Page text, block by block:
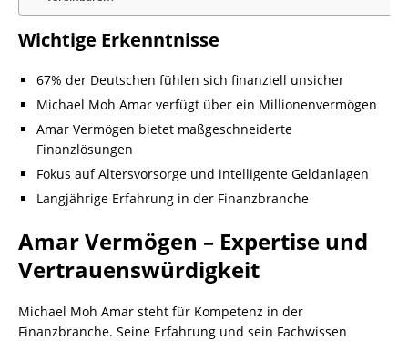
Wichtige Erkenntnisse
67% der Deutschen fühlen sich finanziell unsicher
Michael Moh Amar verfügt über ein Millionenvermögen
Amar Vermögen bietet maßgeschneiderte
Finanzlösungen
Fokus auf Altersvorsorge und intelligente Geldanlagen
Langjährige Erfahrung in der Finanzbranche
Amar Vermögen – Expertise und
Vertrauenswürdigkeit
Michael Moh Amar steht für Kompetenz in der
Finanzbranche. Seine Erfahrung und sein Fachwissen